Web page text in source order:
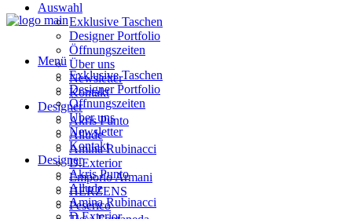
Auswahl
Exklusive Taschen
Designer Portfolio
Öffnungszeiten
Über uns
Newsletter
Kontakt
Designer
Akris Punto
Allude
Amina Rubinacci
D.Exterior
Emporio Armani
HERZENS
Peserico
Menü
Exklusive Taschen
Designer Portfolio
Öffnungszeiten
Über uns
Newsletter
Kontakt
Designer
Akris Punto
Allude
Amina Rubinacci
D.Exterior